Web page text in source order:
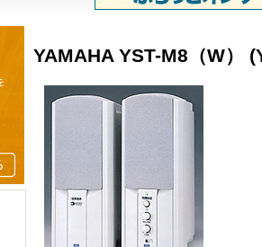
YAMAHA YST-M8（W）